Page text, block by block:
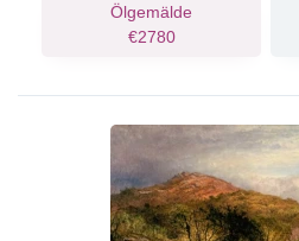
Ölgemälde
€2780